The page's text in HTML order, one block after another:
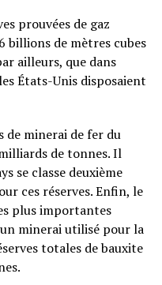
prouvées de gaz
billions de mètres cubes
ailleurs, que dans
États-Unis disposaient
de minerai de fer du
de tonnes. Il
se classe deuxième
ces réserves. Enfin, le
plus importantes
minerai utilisé pour la
totales de bauxite